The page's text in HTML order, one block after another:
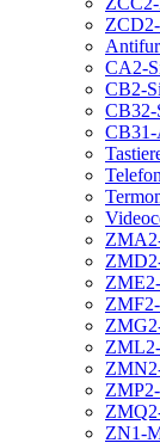
CA2-
CB2-
CB32-
ZN1-